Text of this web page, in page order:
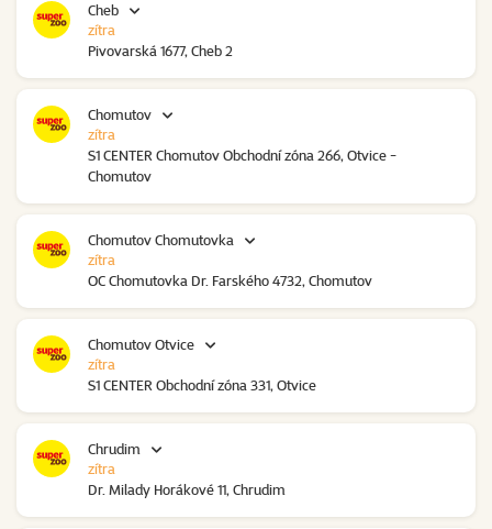
Cheb
Pivovarská 1677, Cheb 2
zítra
Chomutov
S1 CENTER Chomutov Obchodní zóna 266, Otvice -
Chomutov
zítra
Chomutov Chomutovka
OC Chomutovka Dr. Farského 4732, Chomutov
zítra
Chomutov Otvice
S1 CENTER Obchodní zóna 331, Otvice
zítra
Chrudim
Dr. Milady Horákové 11, Chrudim
zítra